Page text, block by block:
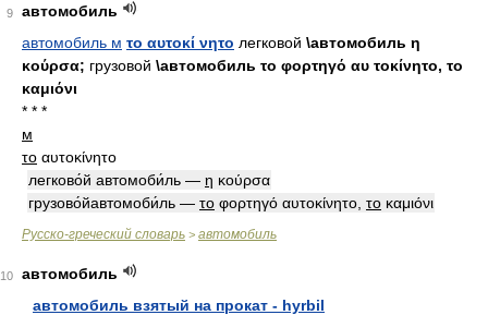
9
автомобиль
автомобиль м το αυτοκί νητο легковой \автомобиль η
κούρσα; грузовой \автомобиль το φορτηγό αυ τοκίνητο, το
καμιόνι
* * *
м
το αυτοκίνητο
легково́й автомоби́ль — η κούρσα
грузово́йавтомоби́ль — το φορτηγό αυτοκίνητο, το καμιόνι
Русско-греческий словарь > автомобиль
10
автомобиль
автомобиль взятый на прокат - hyrbil